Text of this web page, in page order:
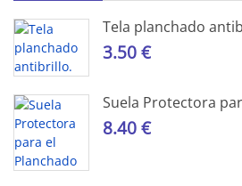
Tela planchado
3.50 €
Suela Protectora
8.40 €